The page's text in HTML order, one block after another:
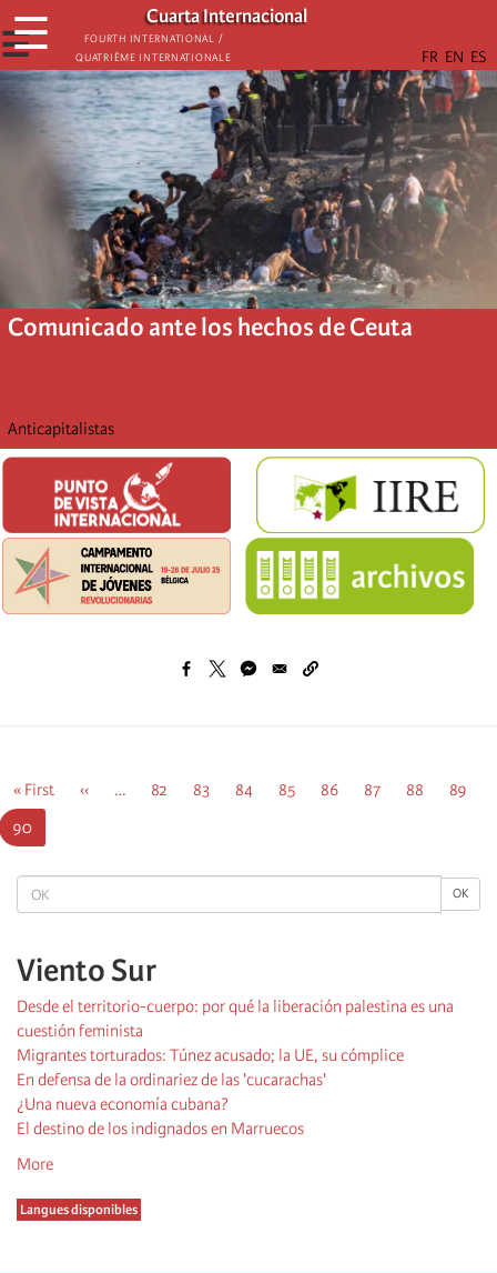
Skip
to
main
content
Cuarta Internacional
Fourth International /
Quatrième internationale
☰
☰
OK OK
Viento Sur
Desde el territorio-cuerpo: por qué la liberación palestina es una
cuestión feminista
Migrantes torturados: Túnez acusado; la UE, su cómplice
En defensa de la ordinariez de las 'cucarachas'
¿Una nueva economía cubana?
El destino de los indignados en Marruecos
More
Langues disponibles
Comunicado ante los hechos de Ceuta
Anticapitalistas
First
page
« First
Previous
‹‹ … Página
82 Página
83 Página
84 Página
85 Página
86 Página
87 Página
88 Página
89
Current
page
90